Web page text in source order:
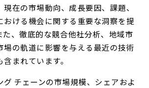
在の市場動向、成長要因、課題、
おける機会に関する重要な洞察を提
た、徹底的な競合他社分析、地域市
場の軌道に影響を与える最近の技術
まれています。
グ チェーンの市場規模、シェアおよ